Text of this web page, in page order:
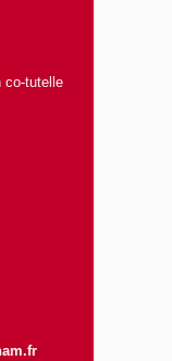
co-tutelle